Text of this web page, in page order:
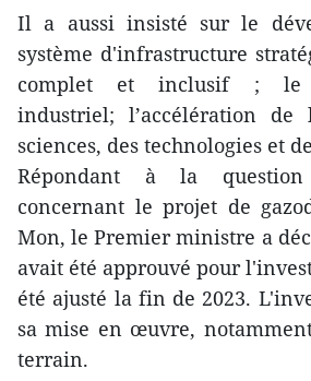
Il a aussi insisté sur le
système d'infrastructure
complet et inclusif ; le
industriel; l’accélération de
sciences, des technologies et
Répondant à la
concernant le projet de
Mon, le Premier ministre a
avait été approuvé pour
été ajusté la fin de 2023.
sa mise en œuvre,
terrain.